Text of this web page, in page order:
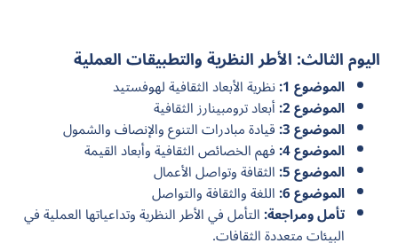
اليوم الثالث: الأطر النظرية والتطبيقات العملية
الموضوع 1: نظرية الأبعاد الثقافية لهوفستيد
الموضوع 2: أبعاد ترومبينارز الثقافية
الموضوع 3: قيادة مبادرات التنوع والإنصاف والشمول
الموضوع 4: فهم الخصائص الثقافية وأبعاد القيمة
الموضوع 5: الثقافة وتواصل الأعمال
الموضوع 6: اللغة والثقافة والتواصل
تأمل ومراجعة:التأمل في الأطر النظرية وتداعياتها العملية في
البيئات متعددة الثقافات.